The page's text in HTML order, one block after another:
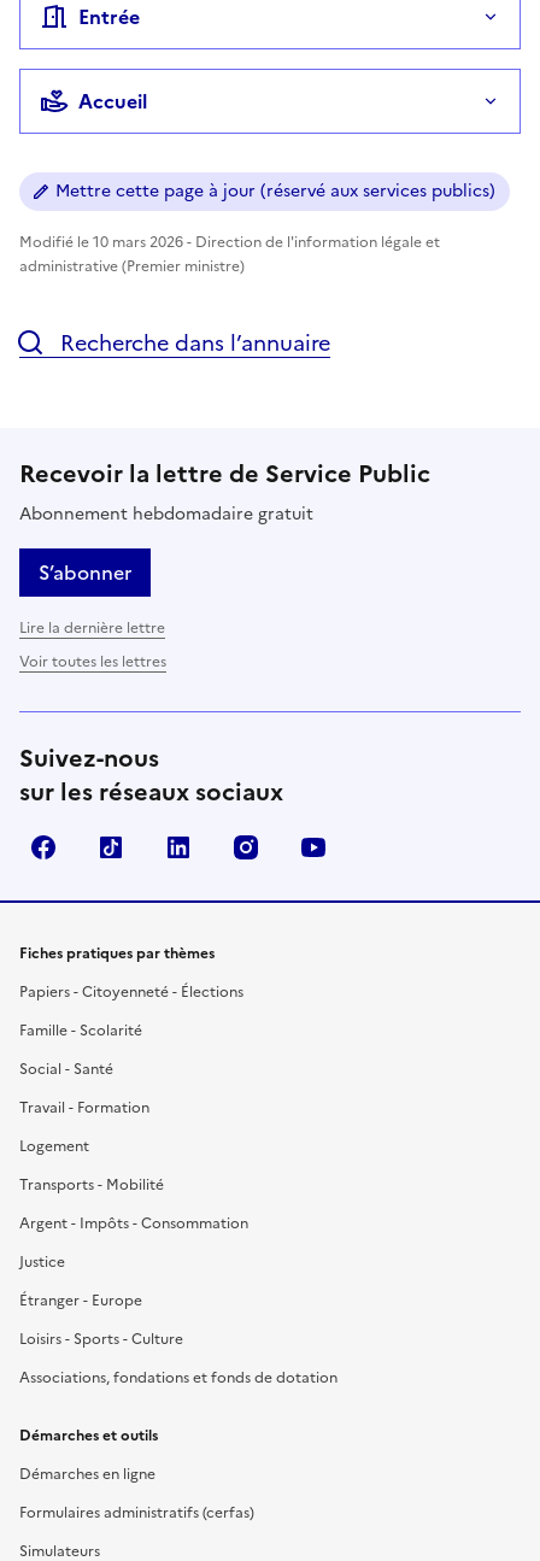
Entrée
Accueil
Mettre cette page à jour (réservé aux services publics)
Modifié le 10 mars 2026 - Direction de l'information légale et
administrative (Premier ministre)
Recherche dans l’annuaire
Recevoir la lettre de Service Public
Abonnement hebdomadaire gratuit
S’abonner
Lire la dernière lettre
Voir toutes les lettres
Suivez-nous
sur les réseaux sociaux
FacebookTikTok LinkedIn Instagram
Fiches pratiques par thèmes
Papiers - Citoyenneté - Élections
Famille - Scolarité
Social - Santé
Travail - Formation
Logement
Transports - Mobilité
Argent - Impôts - Consommation
Justice
Étranger - Europe
Loisirs - Sports - Culture
Associations, fondations et fonds de dotation
Démarches et outils
Démarches en ligne
Formulaires administratifs (cerfas)
Simulateurs